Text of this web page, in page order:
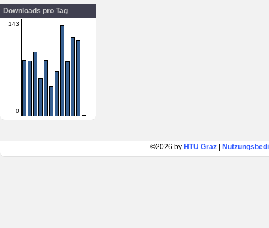
Downloads pro Tag
143
0
©2026 by HTU Graz|